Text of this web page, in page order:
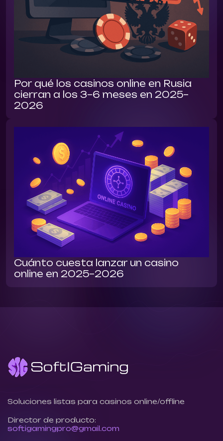
Por qué los casinos online en Rusia
cierran a los 3–6 meses en 2025–
2026
Cuánto cuesta lanzar un casino
online en 2025–2026
Soluciones listas para casinos online/offline
Director de producto:
softigamingpro@gmail.com